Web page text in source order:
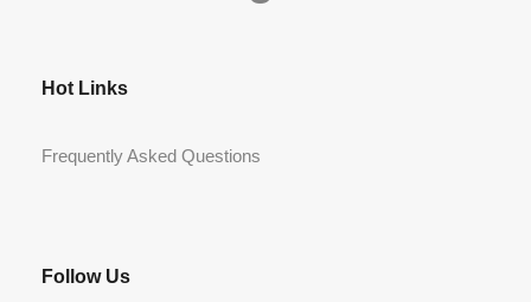
Hot Links
Frequently Asked Questions
Follow Us